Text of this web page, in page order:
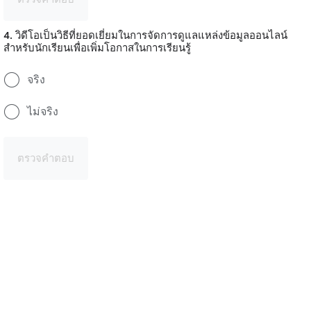
4. วิดีโอเป็นวิธีที่ยอดเยี่ยมในการจัดการดูแลแหล่งข้อมูลออนไลน์
สำหรับนักเรียนเพื่อเพิ่มโอกาสในการเรียนรู้
จริง
ไม่จริง
ตรวจคำตอบ